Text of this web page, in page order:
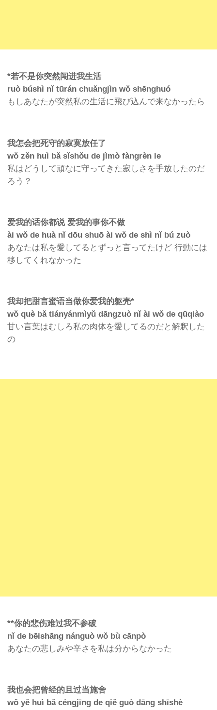
*若不是你突然闯进我生活
ruò búshì nǐ tūrán chuǎngjìn wǒ shēnghuó
もしあなたが突然私の生活に飛び込んで来なかったら
我怎会把死守的寂寞放任了
wǒ zěn huì bǎ sǐshǒu de jìmò fàngrèn le
私はどうして頑なに守ってきた寂しさを手放したのだ
ろう？
爱我的话你都说 爱我的事你不做
ài wǒ de huà nǐ dōu shuō ài wǒ de shì nǐ bú zuò
あなたは私を愛してるとずっと言ってたけど 行動には
移してくれなかった
我却把甜言蜜语当做你爱我的躯壳*
wǒ què bǎ tiányánmìyǔ dāngzuò nǐ ài wǒ de qūqiào
甘い言葉はむしろ私の肉体を愛してるのだと解釈した
の
**你的悲伤难过我不参破
nǐ de bēishāng nánguò wǒ bù cānpò
あなたの悲しみや辛さを私は分からなかった
我也会把曾经的且过当施舍
wǒ yě huì bǎ céngjīng de qiě guò dāng shīshè